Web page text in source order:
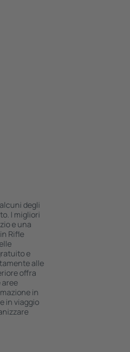
degli
I migliori
e una
Rifle
e
alle
offra
aree
in
in viaggio